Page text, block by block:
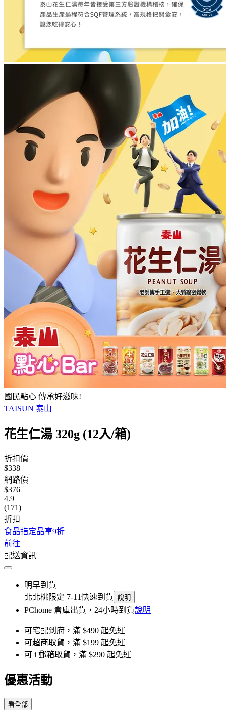
國民點心 傳承好滋味!
TAISUN 泰山
花生仁湯 320g (12入/箱)
折扣價
$338
網路價
$376
4.9
(171)
折扣
食品指定品享9折
前往
配送資訊
明早到貨
北北桃限定 7-11快速到貨 說明
PChome 倉庫出貨，24小時到貨說明
可宅配到府，滿 $490 起免運
可超商取貨，滿 $199 起免運
可 i 郵箱取貨，滿 $290 起免運
優惠活動
看全部